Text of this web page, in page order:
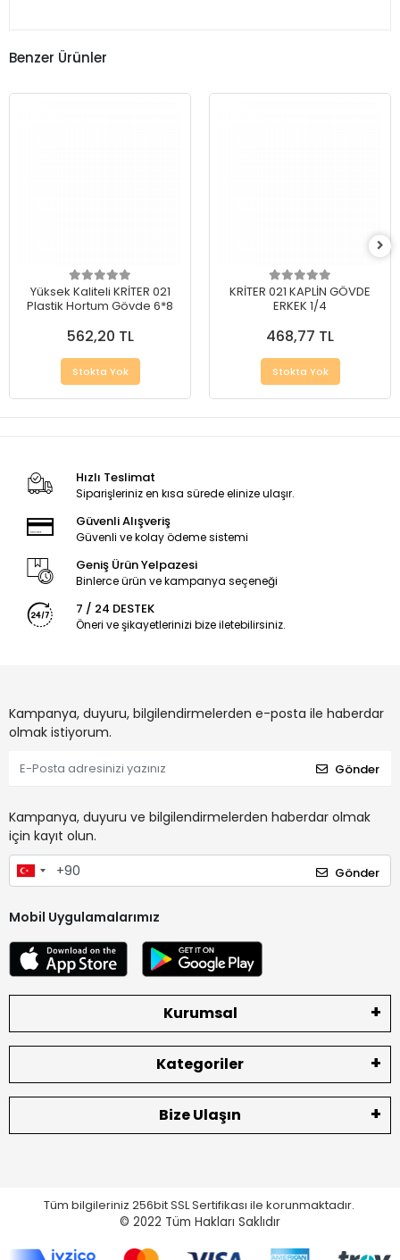
Benzer Ürünler
Yüksek Kaliteli KRİTER 021
Plastik Hortum Gövde 6*8
562,20 TL
Stokta Yok
KRİTER 021 KAPLİN GÖVDE
ERKEK 1/4
468,77 TL
Stokta Yok
Hızlı Teslimat
Siparişleriniz en kısa sürede elinize ulaşır.
Güvenli Alışveriş
Güvenli ve kolay ödeme sistemi
Geniş Ürün Yelpazesi
Binlerce ürün ve kampanya seçeneği
7 / 24 DESTEK
Öneri ve şikayetlerinizi bize iletebilirsiniz.
Kampanya, duyuru, bilgilendirmelerden e-posta ile haberdar
olmak istiyorum.
Gönder
Kampanya, duyuru ve bilgilendirmelerden haberdar olmak
için kayıt olun.
Gönder
Mobil Uygulamalarımız
Kurumsal
Kategoriler
Bize Ulaşın
Tüm bilgileriniz 256bit SSL Sertifikası ile korunmaktadır.
© 2022 Tüm Hakları Saklıdır